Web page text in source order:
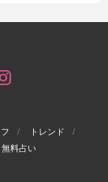
トレンド
無料占い